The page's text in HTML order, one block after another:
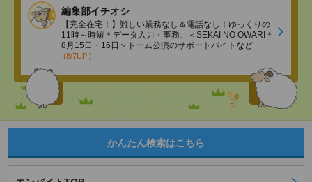
編集部イチオシ
【完全在宅！】難しい業務なし＆電話なし！ゆっくりの
11時～時短＊データ入力・事務、＜SEKAI NO OWARI＊
8月15日・16日＞ドーム公演のサポートバイトなど
(8/7UP!)
かんたん検索はこちら